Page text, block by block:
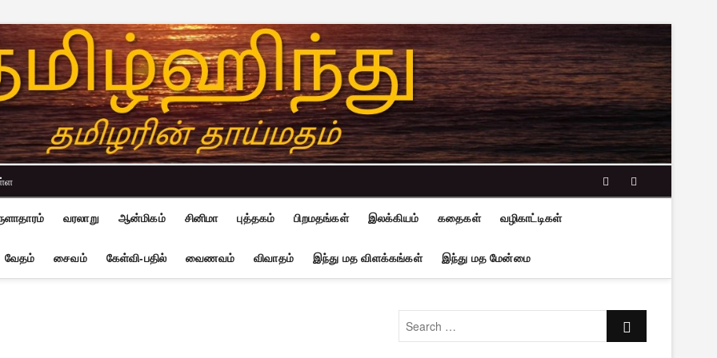
facebooktwitter
வரலாறு ஆன்மிகம் சினிமா புத்தகம் பிறமதங்கள் இலக்கியம் கதைகள் வழிகாட்டிகள்
வேதம் சைவம் கேள்வி-பதில் வைணவம் விவாதம் இந்து மத விளக்கங்கள் இந்து மத மேன்மை